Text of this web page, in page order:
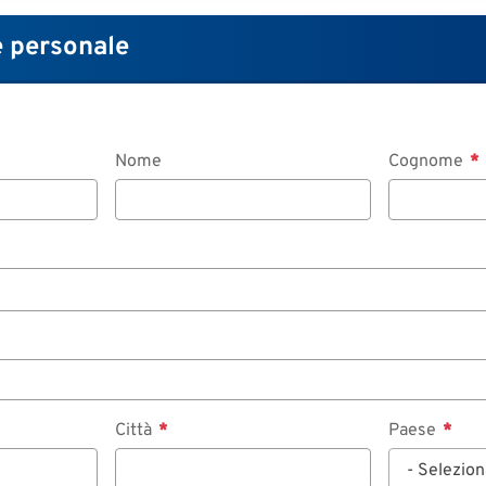
Nome Cognome
Città
Paese
-